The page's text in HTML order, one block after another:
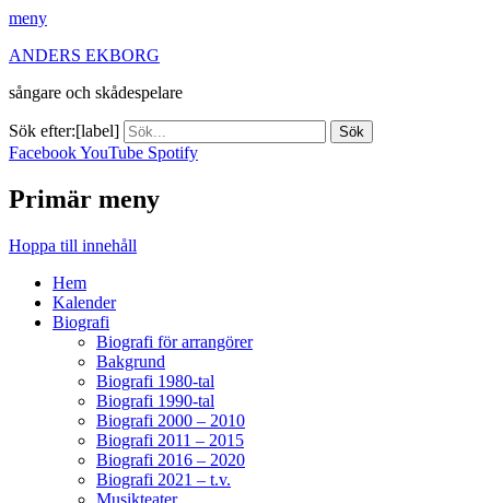
meny
ANDERS EKBORG
sångare och skådespelare
Sök efter:[label]
FacebookYouTube Spotify
Primär meny
Hoppa till innehåll
Hem
Kalender
Biografi
Biografi för arrangörer
Bakgrund
Biografi 1980-tal
Biografi 1990-tal
Biografi 2000 – 2010
Biografi 2011 – 2015
Biografi 2016 – 2020
Biografi 2021 – t.v.
Musikteater